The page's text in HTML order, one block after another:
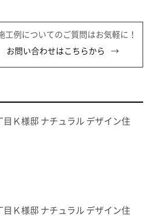
工例についてのご質問はお気軽に！
お問い合わせはこちらから
目Ｋ様邸 ナチュラル デザイン住
目Ｋ様邸 ナチュラル デザイン住